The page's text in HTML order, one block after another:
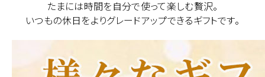
たまには時間を自分で使って楽しむ贅沢。
いつもの休日をよりグレードアップできるギフトです。